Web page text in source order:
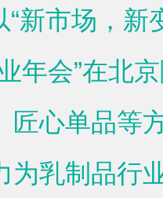
“新市场，新
年会”在北
匠心单品等
为乳制品行